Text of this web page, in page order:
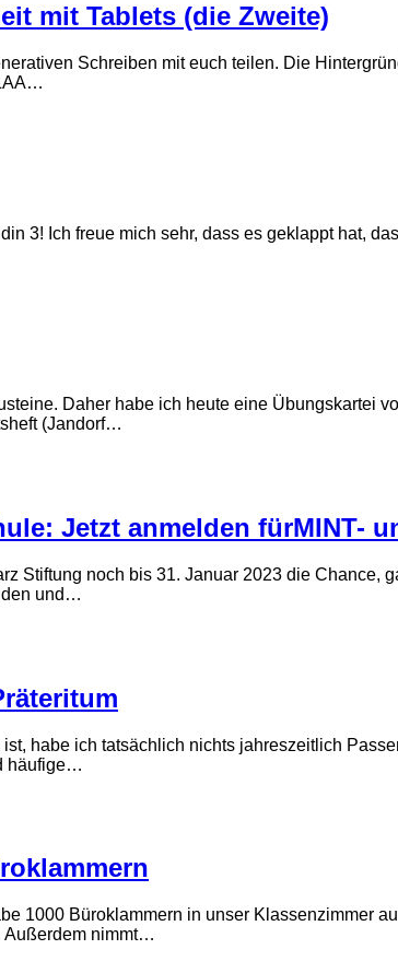
mit Tablets (die Zweite)
Schreiben mit euch teilen. Die
3! Ich freue mich sehr, dass es geklappt hat,
Daher habe ich heute eine Übungskartei
(Jandorf…
Jetzt anmelden fürMINT-
Stiftung noch bis 31. Januar 2023 die Chance,
und…
habe ich tatsächlich nichts jahreszeitlich
häufige…
1000 Büroklammern in unser Klassenzimmer
Außerdem nimmt…